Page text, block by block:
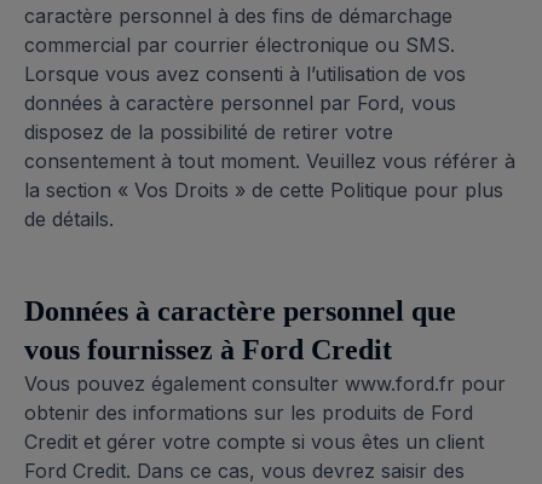
caractère personnel à des fins de démarchage
commercial par courrier électronique ou SMS.
Lorsque vous avez consenti à l’utilisation de vos
données à caractère personnel par Ford, vous
disposez de la possibilité de retirer votre
consentement à tout moment. Veuillez vous référer à
la section « Vos Droits » de cette Politique pour plus
de détails.
Données à caractère personnel que
vous fournissez à Ford Credit
Vous pouvez également consulter www.ford.fr pour
obtenir des informations sur les produits de Ford
Credit et gérer votre compte si vous êtes un client
Ford Credit. Dans ce cas, vous devrez saisir des